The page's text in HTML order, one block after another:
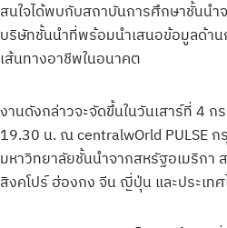
สนใจได้พบกับสถาบันการศึกษาชั้นนำ
บริษัทชั้นนำที่พร้อมนำเสนอข้อมูลด้า
เส้นทางอาชีพในอนาคต
งานดังกล่าวจะจัดขึ้นในวันเสาร์ที่ 4
19.30 น. ณ centralwOrld PULSE ก
มหาวิทยาลัยชั้นนำจากสหรัฐอเมริกา
สิงคโปร์ ฮ่องกง จีน ญี่ปุ่น และประเท